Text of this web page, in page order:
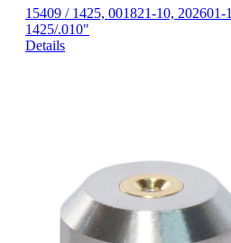
15409 / 1425, 001821-10,
1425/.010"
Details